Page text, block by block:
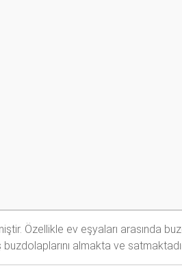
Özellikle ev eşyaları arasında
almakta ve